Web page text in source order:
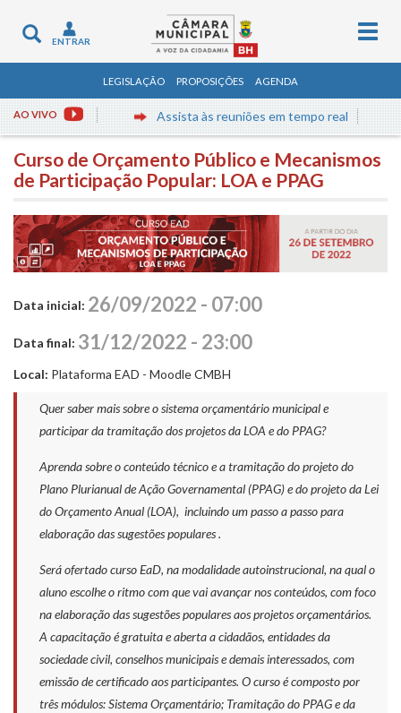
Toggle
navigation
ENTRAR
LEGISLAÇÃO PROPOSIÇÕES AGENDA
AO VIVO Assista às reuniões em tempo real
Curso de Orçamento Público e Mecanismos
de Participação Popular: LOA e PPAG
Data inicial: 26/09/2022 - 07:00
Data final: 31/12/2022 - 23:00
Local: Plataforma EAD - Moodle CMBH
Quer saber mais sobre o sistema orçamentário municipal e
participar da tramitação dos projetos da LOA e do PPAG?
Aprenda sobre o conteúdo técnico e a tramitação do projeto do
Plano Plurianual de Ação Governamental (PPAG) e do projeto da Lei
do Orçamento Anual (LOA), incluindo um passo a passo para
elaboração das sugestões populares .
Será ofertado curso EaD, na modalidade autoinstrucional, na qual o
aluno escolhe o ritmo com que vai avançar nos conteúdos, com foco
na elaboração das sugestões populares aos projetos orçamentários.
A capacitação é gratuita e aberta a cidadãos, entidades da
sociedade civil, conselhos municipais e demais interessados, com
emissão de certificado aos participantes. O curso é composto por
três módulos: Sistema Orçamentário; Tramitação do PPAG e da